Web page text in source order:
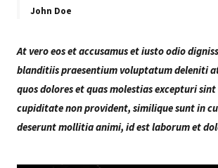
John Doe
At vero eos et accusamus et iusto odio
blanditiis praesentium voluptatum deleniti
quos dolores et quas molestias excepturi
cupiditate non provident, similique sunt in
deserunt mollitia animi, id est laborum et